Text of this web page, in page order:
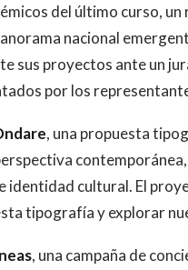
del último curso,
nacional
sus proyectos ante un
por los
, una propuesta
identidad cultural. El
tipografía y explorar
, una campaña de